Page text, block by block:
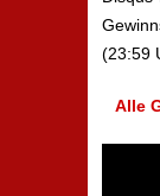
(23:59
Alle